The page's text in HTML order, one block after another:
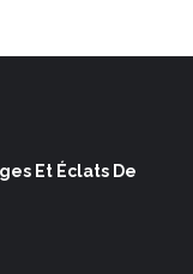
Et Éclats De